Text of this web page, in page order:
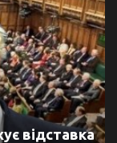
відставка